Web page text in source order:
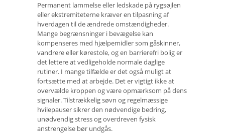
Permanent lammelse eller ledskade på rygsøjlen
eller ekstremiteterne kræver en tilpasning af
hverdagen til de ændrede omstændigheder.
Mange begrænsninger i bevægelse kan
kompenseres med hjælpemidler som gåskinner,
vandrere eller kørestole, og en barrierefri bolig er
det lettere at vedligeholde normale daglige
rutiner. I mange tilfælde er det også muligt at
fortsætte med at arbejde. Det er vigtigt ikke at
overvælde kroppen og være opmærksom på dens
signaler. Tilstrækkelig søvn og regelmæssige
hvilepauser sikrer den nødvendige bedring,
unødvendig stress og overdreven fysisk
anstrengelse bør undgås.